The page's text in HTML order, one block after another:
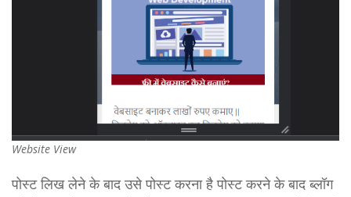
Website View
पोस्ट लिख लेने के बाद उसे पोस्ट करना है पोस्ट करने के बाद ब्लॉग